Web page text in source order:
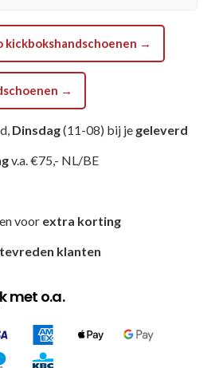
kickbokshandschoenen →
→
Dinsdag(11-08) bij je geleverd
v.a. €75,- NL/BE
voor extra korting
klanten
met o.a.